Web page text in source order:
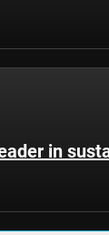
in